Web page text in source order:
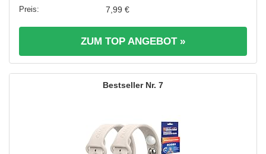
7,99 €
ZUM TOP ANGEBOT »
7